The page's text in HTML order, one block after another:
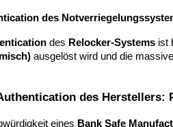
des
des Relocker-Systemsist
ausgelöst wird und die
des Herstellers:
eines Bank Safe